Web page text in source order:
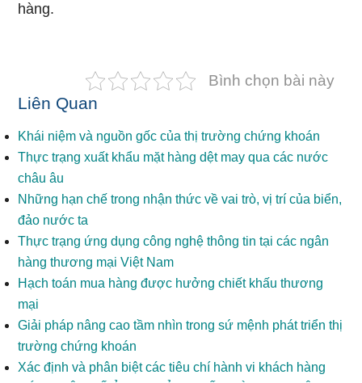
hàng.
Bình chọn bài này
Liên Quan
Khái niệm và nguồn gốc của thị trường chứng khoán
Thực trạng xuất khẩu mặt hàng dệt may qua các nước
châu âu
Những hạn chế trong nhận thức về vai trò, vị trí của biển,
đảo nước ta
Thực trạng ứng dụng công nghệ thông tin tại các ngân
hàng thương mại Việt Nam
Hạch toán mua hàng được hưởng chiết khấu thương
mại
Giải pháp nâng cao tầm nhìn trong sứ mệnh phát triển thị
trường chứng khoán
Xác định và phân biệt các tiêu chí hành vi khách hàng